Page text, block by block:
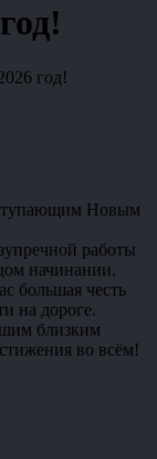
год!
Новым
работы
начинании.
большая честь
на дороге.
близким
во всём!